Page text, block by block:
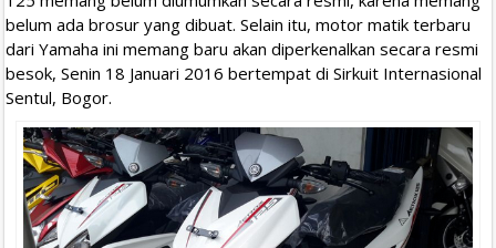
belum ada brosur yang dibuat. Selain itu, motor matik terbaru
dari Yamaha ini memang baru akan diperkenalkan secara resmi
besok, Senin 18 Januari 2016 bertempat di Sirkuit Internasional
Sentul, Bogor.